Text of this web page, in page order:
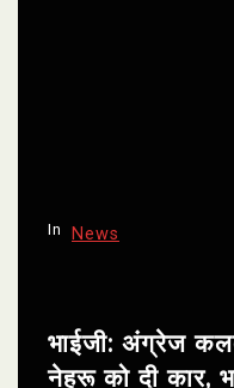
In News
भाईजी: अंग्रेज
नेहरू को दी कार,